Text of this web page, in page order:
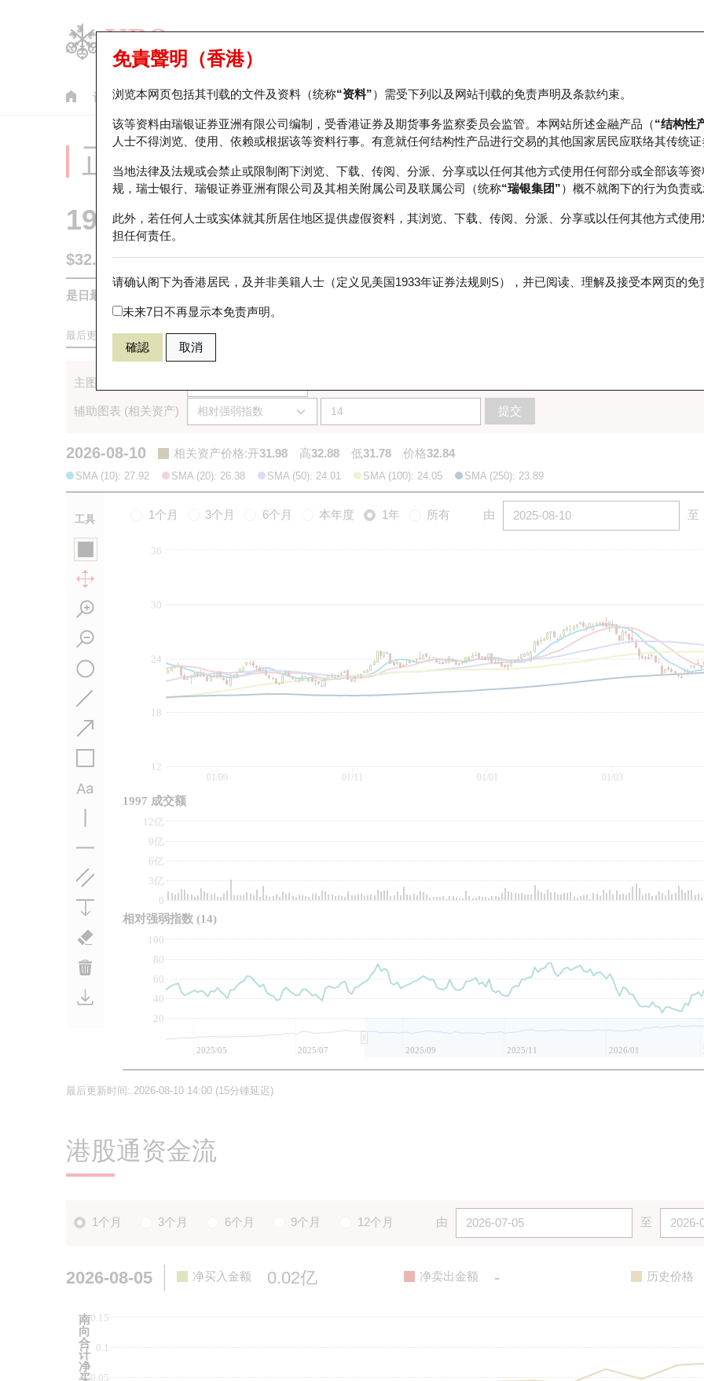
认股证 牛熊证 美股指数产品 轮证市场统计 正股数据及市场统计 瑞银轮证教室
免責聲明（香港）
浏览本网页包括其刊载的文件及资料（统称“资料”）需受下列以及网站刊载的免责声明及条款约束。
该等资料由瑞银证券亚洲有限公司编制，受香港证券及期货事务监察委员会监管。本网站所述金融产品（“结构性
人士不得浏览、使用、依赖或根据该等资料行事。有意就任何结构性产品进行交易的其他国家居民应联络其传统
当地法律及法规或会禁止或限制阁下浏览、下载、传阅、分派、分享或以任何其他方式使用任何部分或全部该等
规，瑞士银行、瑞银证券亚洲有限公司及其相关附属公司及联属公司（统称“瑞银集团”）概不就阁下的行为负责
此外，若任何人士或实体就其所居住地区提供虚假资料，其浏览、下载、传阅、分派、分享或以任何其他方式使
担任何责任。
请确认阁下为香港居民，及并非美籍人士（定义见美国1933年证券法规则S），并已阅读、理解及接受本网页的免
未来7日不再显示本免责声明。
確認 取消
正股分析仪
1997 九龙仓置业
$32.8 0.72 (+2.24%)
是日最高/最低价
最后更新时间:2026-08-10 14:00 (15分钟延迟)
主图表 (相关资产)
辅助图表 (相关资产) 提交
2026-08-10 相关资产价格:开31.98 高32.88 低31.78 价格32.84
SMA (10): 27.92 SMA (20): 26.38 SMA (50): 24.01 SMA (100): 24.05 SMA (250): 23.89
工具 1个月 3个月 6个月 本年度 1年 所有 由 至
30
18
24
12
36
0
3亿
6亿
9亿
12亿
20
40
60
80
100
01/09 01/11 01/01 01/03
2025/05 2025/07 2025/09 2025/11 2026/01
1997 成交额
相对强弱指数 (14)
最后更新时间: 2026-08-10 14:00 (15分锺延迟)
港股通资金流
1个月 3个月 6个月 9个月 12个月 由 至
2026-08-05 净买入金额 0.02亿 净卖出金额 - 历史价格
0.05
0.1
0.15
南
向
合
计
净